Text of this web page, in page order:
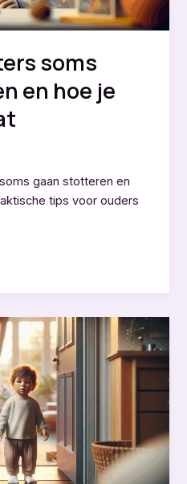
soms
en hoe je
gaan stotteren en
tips voor ouders